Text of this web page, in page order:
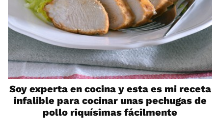
Soy experta en cocina y esta es mi receta
infalible para cocinar unas pechugas de
pollo riquísimas fácilmente